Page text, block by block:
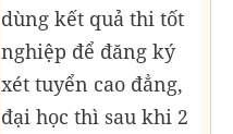
dùng kết quả thi tốt
nghiệp để đăng ký
xét tuyển cao đẳng,
đại học thì sau khi 2